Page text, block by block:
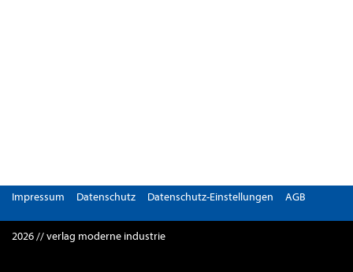
Impressum Datenschutz Datenschutz-Einstellungen AGB
2026 // verlag moderne industrie